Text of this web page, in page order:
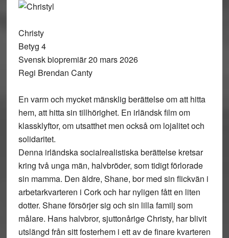
Christy
Betyg 4
Svensk biopremiär 20 mars 2026
Regi Brendan Canty
En varm och mycket mänsklig berättelse om att hitta
hem, att hitta sin tillhörighet. En irländsk film om
klassklyftor, om utsatthet men också om lojalitet och
solidaritet.
Denna irländska socialrealistiska berättelse kretsar
kring två unga män, halvbröder, som tidigt förlorade
sin mamma. Den äldre, Shane, bor med sin flickvän i
arbetarkvarteren i Cork och har nyligen fått en liten
dotter. Shane försörjer sig och sin lilla familj som
målare. Hans halvbror, sjuttonårige Christy, har blivit
utslängd från sitt fosterhem i ett av de finare kvarteren